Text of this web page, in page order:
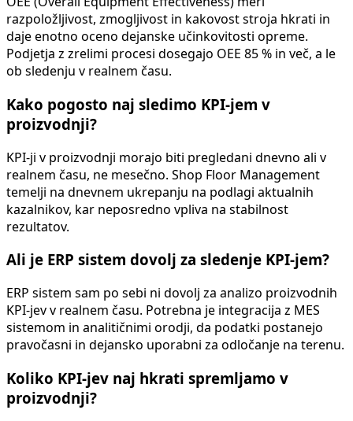
razpoložljivost, zmogljivost in kakovost stroja hkrati in
daje enotno oceno dejanske učinkovitosti opreme.
Podjetja z zrelimi procesi dosegajo OEE 85 % in več, a le
ob sledenju v realnem času.
Kako pogosto naj sledimo KPI-jem v
proizvodnji?
KPI-ji v proizvodnji morajo biti pregledani dnevno ali v
realnem času, ne mesečno. Shop Floor Management
temelji na dnevnem ukrepanju na podlagi aktualnih
kazalnikov, kar neposredno vpliva na stabilnost
rezultatov.
Ali je ERP sistem dovolj za sledenje KPI-jem?
ERP sistem sam po sebi ni dovolj za analizo proizvodnih
KPI-jev v realnem času. Potrebna je integracija z MES
sistemom in analitičnimi orodji, da podatki postanejo
pravočasni in dejansko uporabni za odločanje na terenu.
Koliko KPI-jev naj hkrati spremljamo v
proizvodnji?